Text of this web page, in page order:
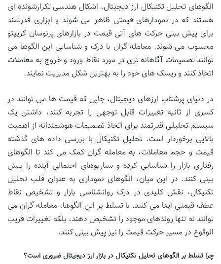
الگوهای تحلیل تکنیکال ارز دیجیتال، اشکال هندسی تکرارشونده ای
هستند که در نمودارهای قیمتی ظاهر می شوند و ابزاری قدرتمند
برای پیش بینی حرکت های آتی قیمت در بازارهای پرنوسان کریپتو
محسوب می شوند. معامله گران با درک و شناسایی این الگوها می
توانند تصمیمات آگاهانه تری در مورد نقاط ورود و خروج به معاملات
اتخاذ کنند و ریسک های خود را به بهترین شکل مدیریت نمایند.
در دنیای پرشتاب ارزهای دیجیتال، جایی که قیمت ها می توانند در
کسری از ثانیه تغییرات قابل توجهی را تجربه کنند، داشتن یک
سیستم تحلیلی قدرتمند برای اتخاذ تصمیمات هوشمندانه از اهمیت
بالایی برخوردار است. تحلیل تکنیکال با بررسی داده های گذشته
قیمت و حجم معاملات، به معامله گران کمک می کند تا الگوهای
رفتاری بازار را شناسایی کرده و سناریوهای احتمالی آینده را پیش
بینی کنند. در این میان، الگوهای نموداری به عنوان قلب تحلیل
تکنیکال، نقش کلیدی در درک روانشناسی بازار و تشخیص نقاط
عطف قیمتی ایفا می کنند. با تسلط بر این الگوها، معامله گران می
توانند نه تنها روندهای موجود را تشخیص دهند، بلکه تغییرات قریب
الوقوع در مسیر حرکت قیمت را نیز پیش بینی کنند.
چرا تسلط بر الگوهای تحلیل تکنیکال در بازار ارز دیجیتال ضروری است؟